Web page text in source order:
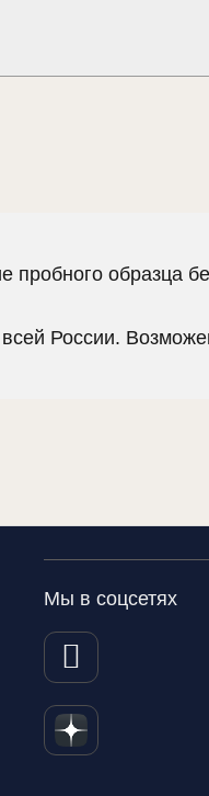
пробного образца
России.
Мы в соцсетях